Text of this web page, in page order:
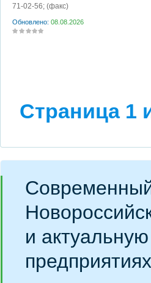
71-02-56; (факс)
Обновлено: 08.08.2026
Страница 1
и